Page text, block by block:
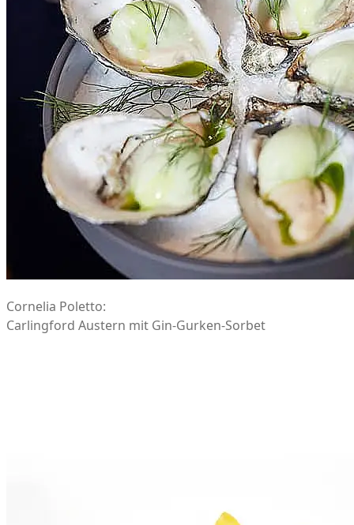
Cornelia Poletto:
Carlingford Austern mit Gin-Gurken-Sorbet